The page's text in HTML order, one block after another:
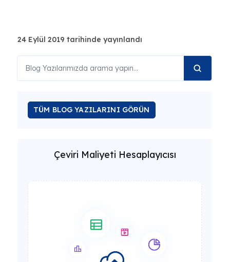
24 Eylül 2019 tarihinde yayınlandı
TÜM BLOG YAZILARINI GÖRÜN
Çeviri Maliyeti Hesaplayıcısı